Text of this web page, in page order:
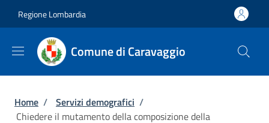
Regione Lombardia
Comune di Caravaggio
Briciole di pane
Home / Servizi demografici /
Chiedere il mutamento della composizione della